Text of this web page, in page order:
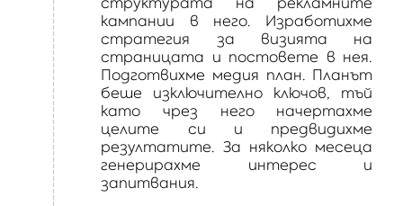
кампании в него. Изработихме
стратегия за визията на
страницата и постовете в нея.
Подготвихме медия план. Планът
беше изключително ключов, тъй
като чрез него начертахме
целите си и предвидихме
резултатите. За няколко месеца
генерирахме интерес и
запитвания.